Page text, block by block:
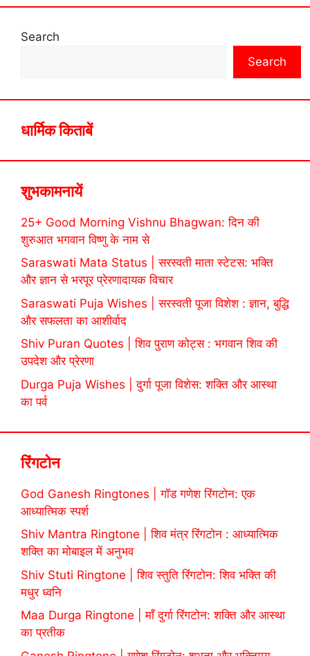
Search
Search
धार्मिक किताबें
शुभकामनायें
25+ Good Morning Vishnu Bhagwan: दिन की
शुरुआत भगवान विष्णु के नाम से
Saraswati Mata Status | सरस्वती माता स्टेटस: भक्ति
और ज्ञान से भरपूर प्रेरणादायक विचार
Saraswati Puja Wishes | सरस्वती पूजा विशेश : ज्ञान, बुद्धि
और सफलता का आशीर्वाद
Shiv Puran Quotes | शिव पुराण कोट्स : भगवान शिव की
उपदेश और प्रेरणा
Durga Puja Wishes | दुर्गा पूजा विशेस: शक्ति और आस्था
का पर्व
रिंगटोन
God Ganesh Ringtones | गॉड गणेश रिंगटोन: एक
आध्यात्मिक स्पर्श
Shiv Mantra Ringtone | शिव मंत्र रिंगटोन : आध्यात्मिक
शक्ति का मोबाइल में अनुभव
Shiv Stuti Ringtone | शिव स्तुति रिंगटोन: शिव भक्ति की
मधुर ध्वनि
Maa Durga Ringtone | माँ दुर्गा रिंगटोन: शक्ति और आस्था
का प्रतीक